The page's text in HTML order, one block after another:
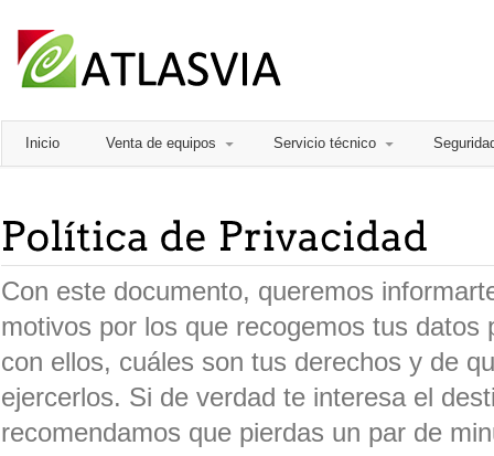
Inicio Venta de equipos Servicio técnico
Con este documento, queremos
motivos por los que recogemos tus datos
con ellos, cuáles son tus derechos y de
ejercerlos. Si de verdad te interesa el
recomendamos que pierdas un par de